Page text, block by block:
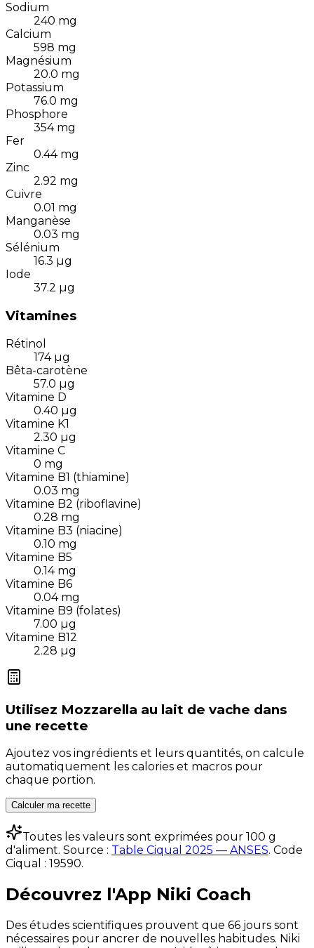
Sodium
240 mg
Calcium
598 mg
Magnésium
20.0 mg
Potassium
76.0 mg
Phosphore
354 mg
Fer
0.44 mg
Zinc
2.92 mg
Cuivre
0.01 mg
Manganèse
0.03 mg
Sélénium
16.3 µg
Iode
37.2 µg
Vitamines
Rétinol
174 µg
Bêta-carotène
57.0 µg
Vitamine D
0.40 µg
Vitamine K1
2.30 µg
Vitamine C
0 mg
Vitamine B1 (thiamine)
0.03 mg
Vitamine B2 (riboflavine)
0.28 mg
Vitamine B3 (niacine)
0.10 mg
Vitamine B5
0.14 mg
Vitamine B6
0.04 mg
Vitamine B9 (folates)
7.00 µg
Vitamine B12
2.28 µg
Utilisez Mozzarella au lait de vache dans
une recette
Ajoutez vos ingrédients et leurs quantités, on calcule
automatiquement les calories et macros pour
chaque portion.
Calculer ma recette
Toutes les valeurs sont exprimées pour 100 g
d'aliment. Source : Table Ciqual 2025 — ANSES. Code
Ciqual : 19590.
Découvrez l'App Niki Coach
Des études scientifiques prouvent que 66 jours sont
nécessaires pour ancrer de nouvelles habitudes. Niki